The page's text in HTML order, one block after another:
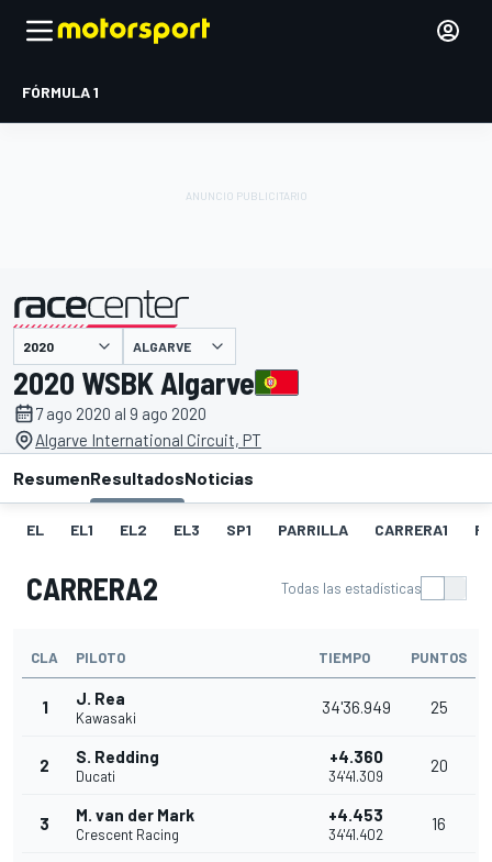
FÓRMULA 1
presentado por ALGARVE
2020 WSBK Algarve
7 ago 2020 al 9 ago 2020
Algarve International Circuit, PT
ResumenResultadosNoticias
EL EL1 EL2 EL3 SP1 PARRILLA CARRERA1
CARRERA2 Todas las estadísticas
CLA PILOTO TIEMPO PUNTOS
1 J. Rea
Kawasaki
34'36.949 25
2 S. Redding
Ducati
+4.360
34'41.309
20
3 M. van der Mark
Crescent Racing
+4.453
34'41.402
16